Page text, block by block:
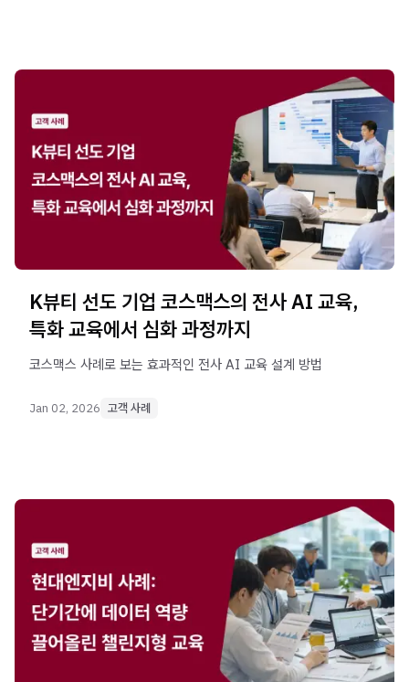
K뷰티 선도 기업 코스맥스의 전사 AI 교육,
특화 교육에서 심화 과정까지
코스맥스 사례로 보는 효과적인 전사 AI 교육 설계 방법
Jan 02, 2026 고객 사례